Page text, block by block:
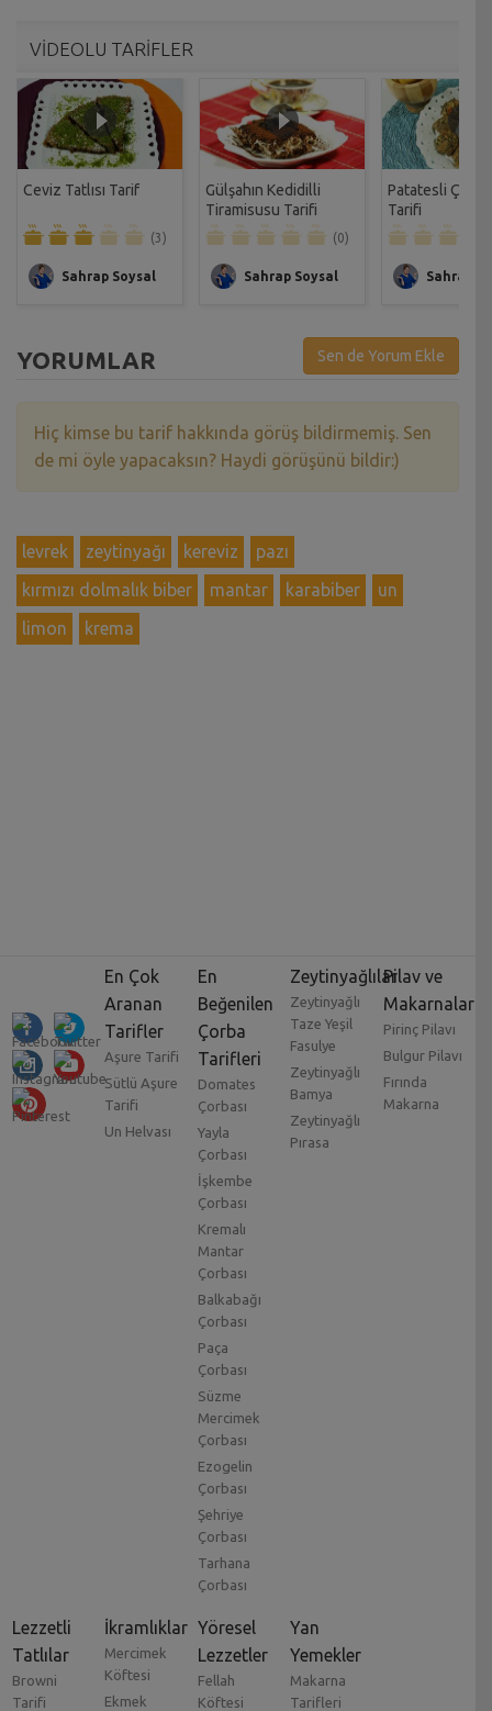
VİDEOLU TARİFLER
Ceviz Tatlısı Tarif
(3)
Sahrap Soysal
Gülşahın Kedidilli
Tiramisusu Tarifi
(0)
Sahrap Soysal
Patatesli Çıtır
Tarifi
Sahrap
YORUMLAR Sen de Yorum Ekle
Hiç kimse bu tarif hakkında görüş bildirmemiş. Sen
de mi öyle yapacaksın? Haydi görüşünü bildir:)
levrek zeytinyağı kereviz
pazı
kırmızı dolmalık biber
mantar karabiber
un
limon
krema
En Çok
Aranan
Tarifler
Aşure Tarifi
Sütlü Aşure
Tarifi
Un Helvası
En
Beğenilen
Çorba
Tarifleri
Domates
Çorbası
Yayla
Çorbası
İşkembe
Çorbası
Kremalı
Mantar
Çorbası
Balkabağı
Çorbası
Paça
Çorbası
Süzme
Mercimek
Çorbası
Ezogelin
Çorbası
Şehriye
Çorbası
Tarhana
Çorbası
Zeytinyağlılar
Zeytinyağlı
Taze Yeşil
Fasulye
Zeytinyağlı
Bamya
Zeytinyağlı
Pırasa
Pilav ve
Makarnalar
Pirinç Pilavı
Bulgur Pilavı
Fırında
Makarna
Lezzetli
Tatlılar
Browni
Tarifi
İkramlıklar
Mercimek
Köftesi
Ekmek
Yöresel
Lezzetler
Fellah
Köftesi
Yan
Yemekler
Makarna
Tarifleri